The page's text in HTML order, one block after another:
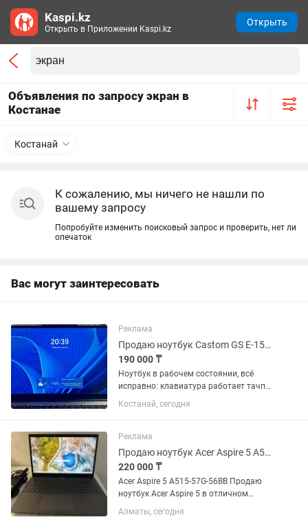
Объявления по запросу экран в
Костанае
Костанай
К сожалению, мы ничего не нашли по
вашему запросу
Попробуйте изменить поисковый запрос и проверить, нет ли
опечаток
Вас могут заинтересовать
Реклама
Продаю ноутбук Castom GS E-157D
190 000 ₸
Ноутбук в рабочем состоянии, всё
исправно: клавиатура работает тачпад
работает экран без повреждений есть
подсветка клавиатуры есть сканер
зарядном кабеле немного...
Костанай, сегодня
Реклама
Продаю ноутбук Acer Aspire 5 A515-57G-56BB
220 000 ₸
Acer Aspire 5 A515-57G-56BB Продаю
ноутбук Acer Aspire 5 в отличном
состоянии. Характеристики:
Процессор: Intel Core i5-1235U (12-е
Алматы, сегодня
Kaspi.kz
Открыть в Приложении Kaspi.kz
Открыть